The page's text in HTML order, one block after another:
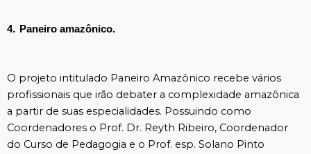
4. Paneiro amazônico.
O projeto intitulado Paneiro Amazônico recebe vários
profissionais que irão debater a complexidade amazônica
a partir de suas especialidades. Possuindo como
Coordenadores o Prof. Dr. Reyth Ribeiro, Coordenador
do Curso de Pedagogia e o Prof. esp. Solano Pinto